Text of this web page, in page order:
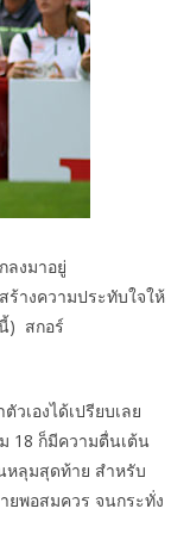
ลงมาอยู่
ร้างความประทับใจให้
) สกอร์
เองได้เปรียบเลย
18 ก็มีความตื่นเต้น
หลุมสุดท้าย สำหรับ
ยพอสมควร จนกระทั่ง